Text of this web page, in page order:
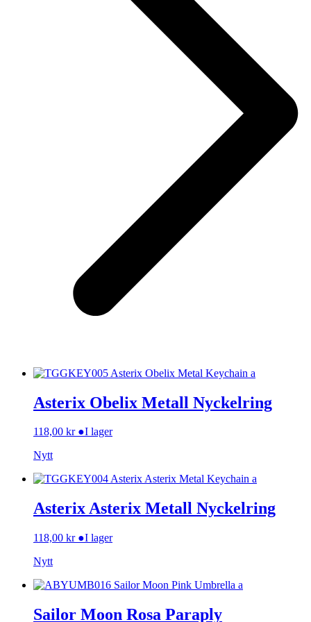
Asterix Obelix Metall Nyckelring
118,00 kr ●I lager
Nytt
Asterix Asterix Metall Nyckelring
118,00 kr ●I lager
Nytt
Sailor Moon Rosa Paraply